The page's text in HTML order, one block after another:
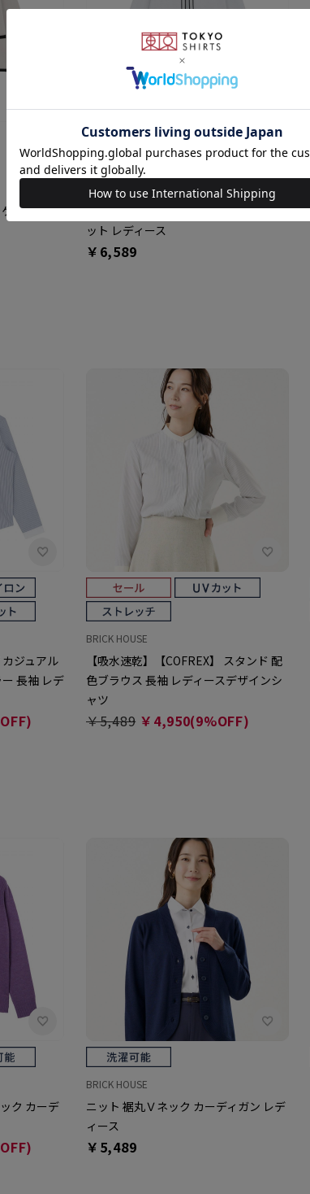
ット レデ
BRICK HOUSE
アウター 配色パイピング ニットジャケ
ット レディース
￥6,589
カジュアル
長袖 レデ
BRICK HOUSE
【吸水速乾】【COFREX】 スタンド 配
色ブラウス 長袖 レディースデザインシ
ャツ
￥5,489 ￥4,950(9%OFF)
ク カーデ
BRICK HOUSE
ニット 裾丸Ｖネック カーディガン レデ
ィース
￥5,489